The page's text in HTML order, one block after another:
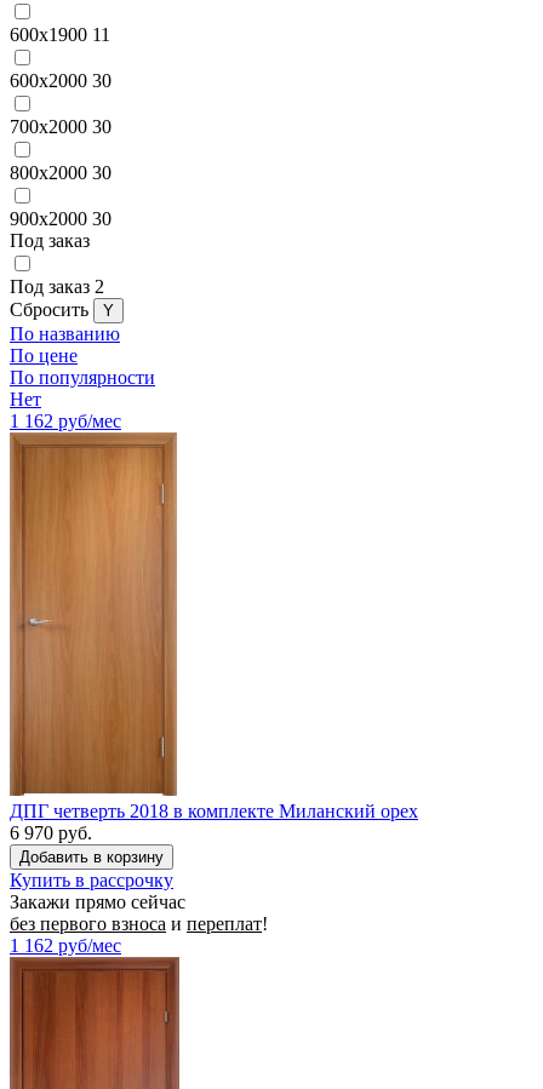
600x1900 11
600x2000 30
700x2000 30
800x2000 30
900x2000 30
Под заказ
Под заказ 2
Cбросить
По названию
По цене
По популярности
Нет
1 162 руб/мес
ДПГ четверть 2018 в комплекте Миланский орех
6 970 руб.
Купить в рассрочку
Закажи прямо сейчас
без первого взноса и переплат!
1 162 руб/мес